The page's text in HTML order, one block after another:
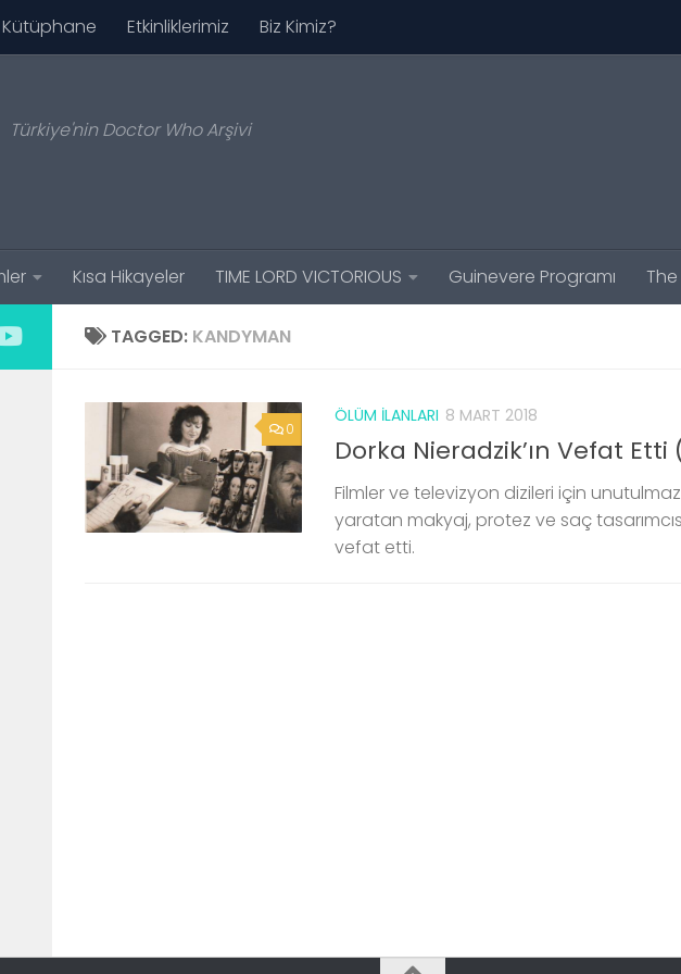
Kütüphane Etkinliklerimiz Biz Kimiz?
Türkiye'nin Doctor Who Arşivi
Kısa Hikayeler TIME LORD VICTORIOUS Guinevere Programı
TAGGED: KANDYMAN
0
ÖLÜM İLANLARI 8 MART 2018
Dorka Nieradzik’ın Vefat Etti
Filmler ve televizyon dizileri için
yaratan makyaj, protez ve saç
vefat etti.